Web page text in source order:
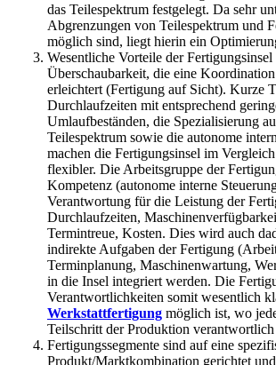
das Teilespektrum festgelegt. Da sehr
Abgrenzungen von Teilespektrum und
möglich sind, liegt hierin ein
Wesentliche Vorteile der
Überschaubarkeit, die eine
erleichtert (Fertigung auf Sicht). Kurze
Durchlaufzeiten mit entsprechend
Umlaufbeständen, die Spezialisierung
Teilespektrum sowie die autonome
machen die Fertigungsinsel im
flexibler. Die Arbeitsgruppe der
Kompetenz (autonome interne
Verantwortung für die Leistung der
Durchlaufzeiten,
Termintreue, Kosten. Dies wird auch
indirekte Aufgaben der Fertigung
Terminplanung, Maschinenwartung,
in die Insel integriert werden. Die
Verantwortlichkeiten somit wesentlich
Werkstattfertigung möglich ist, wo
Teilschritt der Produktion verantwortlich
Fertigungssegmente sind auf eine
Produkt/Marktkombination gerichtet